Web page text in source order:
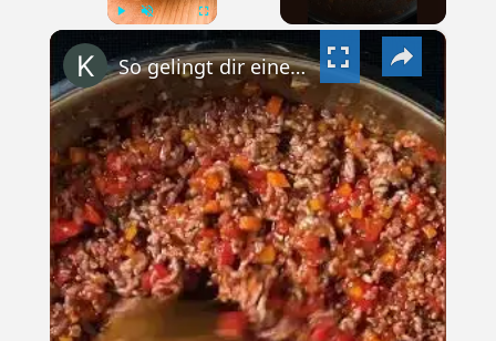
×
So gelingt dir eine klassische Lasagne wie vom Italiener #shorts